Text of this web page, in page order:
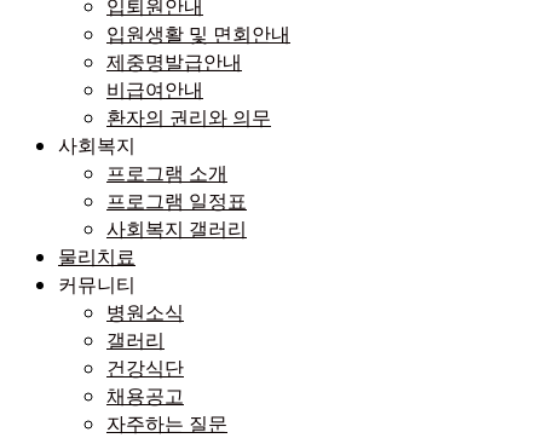
입퇴원안내
입원생활 및 면회안내
제중명발급안내
비급여안내
환자의 권리와 의무
사회복지
프로그램 소개
프로그램 일정표
사회복지 갤러리
물리치료
커뮤니티
병원소식
갤러리
건강식단
채용공고
자주하는 질문